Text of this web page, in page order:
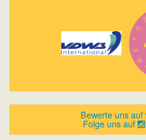
Bewerte uns auf
Folge uns auf